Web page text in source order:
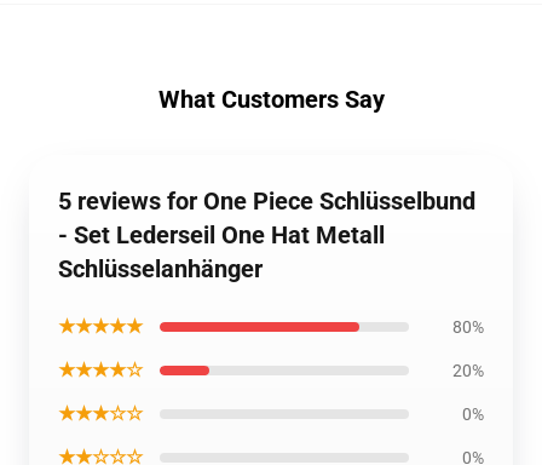
What Customers Say
5 reviews for One Piece Schlüsselbund
- Set Lederseil One Hat Metall
Schlüsselanhänger
★★★★★ 80%
★★★★☆ 20%
★★★☆☆ 0%
★★☆☆☆ 0%